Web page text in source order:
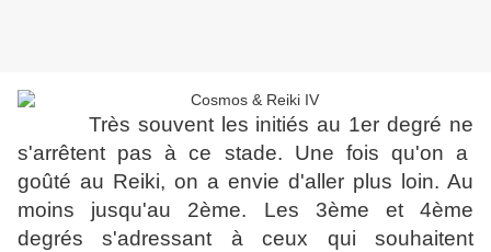
Très souvent les initiés au 1er degré ne
s'arrêtent pas à ce stade. Une fois qu'on a
goûté au Reiki, on a envie d'aller plus loin. Au
moins jusqu'au 2ème. Les 3ème et 4ème
degrés s'adressant à ceux qui souhaitent